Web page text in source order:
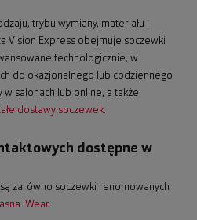
trybu wymiany, materiału i
Vision Express obejmuje soczewki
technologicznie, w
do okazjonalnego lub codziennego
w salonach lub online, a także
dostawy soczewek.
dostępne w
zarówno soczewki renomowanych
iWear.